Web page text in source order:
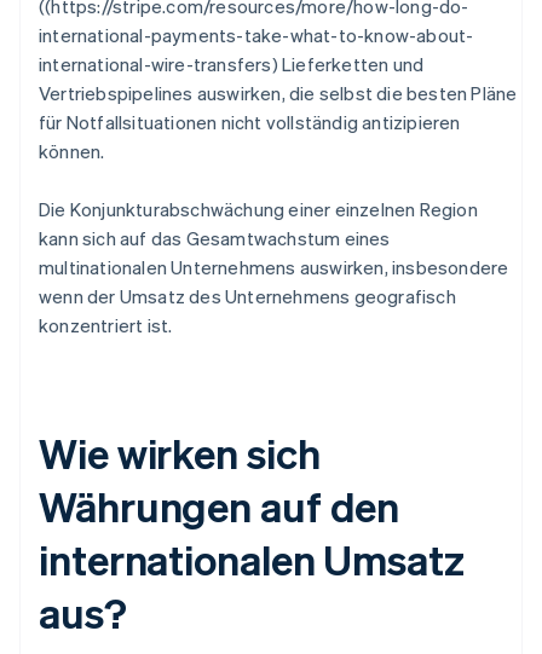
((https://stripe.com/resources/more/how-long-do-
international-payments-take-what-to-know-about-
international-wire-transfers) Lieferketten und
Vertriebspipelines auswirken, die selbst die besten Pläne
für Notfallsituationen nicht vollständig antizipieren
können.
Die Konjunkturabschwächung einer einzelnen Region
kann sich auf das Gesamtwachstum eines
multinationalen Unternehmens auswirken, insbesondere
wenn der Umsatz des Unternehmens geografisch
konzentriert ist.
Wie wirken sich
Währungen auf den
internationalen Umsatz
aus?